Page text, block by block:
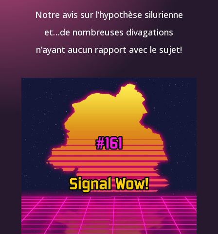
Notre avis sur l’hypothèse silurienne
et…de nombreuses divagations
n’ayant aucun rapport avec le sujet!